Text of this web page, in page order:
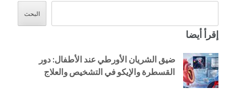
البحث
إقرأ أيضا
ضيق الشريان الأورطي عند الأطفال: دور
القسطرة والإيكو في التشخيص والعلاج